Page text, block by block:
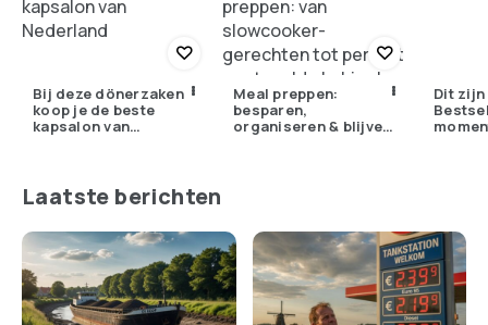
Bij deze dönerzaken
koop je de beste
kapsalon van
Meal preppen:
besparen,
organiseren & blijven
Dit zijn
Laatste berichten